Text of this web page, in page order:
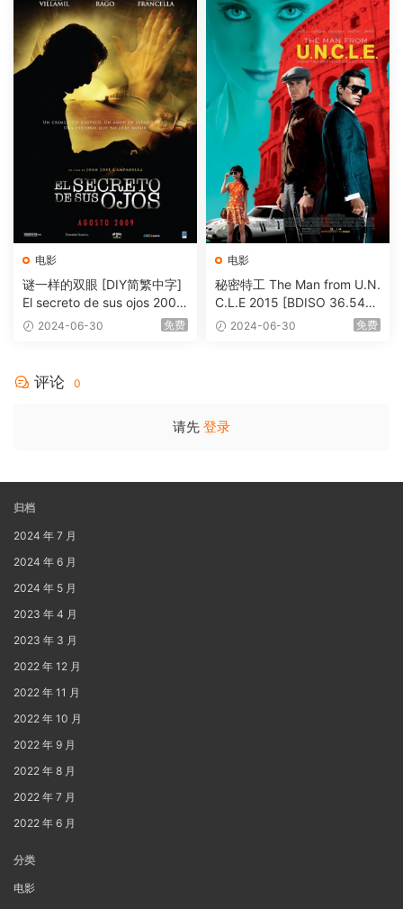
电影
谜一样的双眼 [DIY简繁中字]
El secreto de sus ojos 2009
1080p Blu-ray AVC DTS-HD
2024-06-30 免费
电影
秘密特工 The Man from U.N.
C.L.E 2015 [BDISO 36.54G
B] 2024-06-30 免费
评论 0
请先 登录
归档
2024 年 7 月
2024 年 6 月
2024 年 5 月
2023 年 4 月
2023 年 3 月
2022 年 12 月
2022 年 11 月
2022 年 10 月
2022 年 9 月
2022 年 8 月
2022 年 7 月
2022 年 6 月
分类
电影